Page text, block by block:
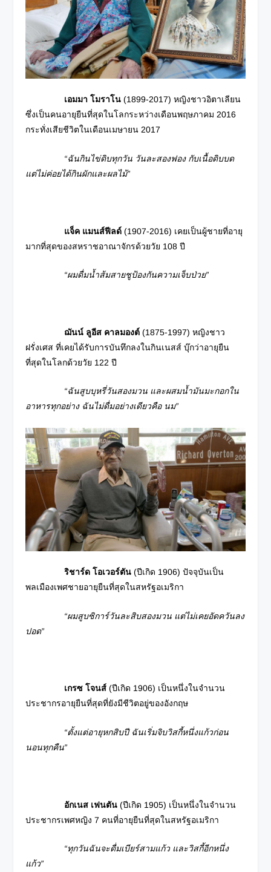
เอมมา โมราโน (1899-2017) หญิงชาวอิตาเลียน
ซึ่งเป็นคนอายุยืนที่สุดในโลกระหว่างเดือนพฤษภาคม 2016
กระทั่งเสียชีวิตในเดือนเมษายน 2017
“ฉันกินไข่ดิบทุกวัน วันละสองฟอง กับเนื้อดิบบด
แต่ไม่ค่อยได้กินผักและผลไม้”
แจ็ค แมนส์ฟีลด์ (1907-2016) เคยเป็นผู้ชายที่อายุ
มากที่สุดของสหราชอาณาจักรด้วยวัย 108 ปี
“ผมดื่มน้ำส้มสายชูป้องกันความเจ็บป่วย”
ฌันน์ ลูอีส คาลมองต์ (1875-1997) หญิงชาว
ฝรั่งเศส ที่เคยได้รับการบันทึกลงในกินเนสส์ บุ๊กว่าอายุยืน
ที่สุดในโลกด้วยวัย 122 ปี
“ฉันสูบบุหรี่วันสองมวน และผสมน้ำมันมะกอกใน
อาหารทุกอย่าง ฉันไม่ดื่มอย่างเดียวคือ นม”
ริชาร์ด โอเวอร์ตัน (ปีเกิด 1906) ปัจจุบันเป็น
พลเมืองเพศชายอายุยืนที่สุดในสหรัฐอเมริกา
“ผมสูบซิการ์วันละสิบสองมวน แต่ไม่เคยอัดควันลง
ปอด”
เกรซ โจนส์ (ปีเกิด 1906) เป็นหนึ่งในจำนวน
ประชากรอายุยืนที่สุดที่ยังมีชีวิตอยู่ของอังกฤษ
“ตั้งแต่อายุหกสิบปี ฉันเริ่มจิบวิสกี้หนึ่งแก้วก่อน
นอนทุกคืน”
อักเนส เฟนตัน (ปีเกิด 1905) เป็นหนึ่งในจำนวน
ประชากรเพศหญิง 7 คนที่อายุยืนที่สุดในสหรัฐอเมริกา
“ทุกวันฉันจะดื่มเบียร์สามแก้ว และวิสกี้อีกหนึ่ง
แก้ว”